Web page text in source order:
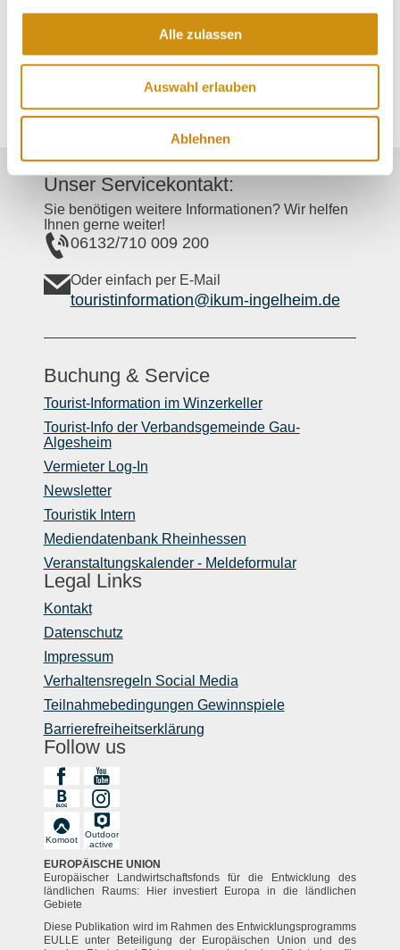
Alle zulassen
Auswahl erlauben
Ablehnen
Unser Servicekontakt:
Sie benötigen weitere Informationen? Wir helfen
Ihnen gerne weiter!
06132/710 009 200
Oder einfach per E-Mail
touristinformation@ikum-ingelheim.de
Buchung & Service
Tourist-Information im Winzerkeller
Tourist-Info der Verbandsgemeinde Gau-
Algesheim
Vermieter Log-In
Newsletter
Touristik Intern
Mediendatenbank Rheinhessen
Veranstaltungskalender - Meldeformular
Legal Links
Kontakt
Datenschutz
Impressum
Verhaltensregeln Social Media
Teilnahmebedingungen Gewinnspiele
Barrierefreiheitserklärung
Follow us
Komoot
Outdoor
active
EUROPÄISCHE UNION
Europäischer Landwirtschaftsfonds für die Entwicklung des
ländlichen Raums: Hier investiert Europa in die ländlichen
Gebiete
Diese Publikation wird im Rahmen des Entwicklungsprogramms
EULLE unter Beteiligung der Europäischen Union und des